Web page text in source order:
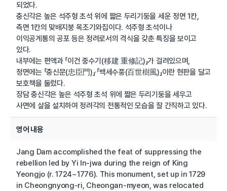
되었다.
충신각은 높은 석주형 초석 위에 짧은 두리기둥을 세운 정면 1칸,
측면 1칸의 맞배지붕 목조기와집이다. 석주형 초석이나
이익공계통의 공포 등은 정려로서의 격식을 갖춘 특징을 보이고
있다.
내부에는 편액과 「이건 중수기(移建 重修記)」가 걸려있으며,
정면에는 「충신문(忠臣門)」·「백세수풍(百世樹風)」이란 현판을 달고
보호책을 둘렀다.
장담 충신각은 높은 석주형 초석 위에 짧은 두리기둥을 세우고
사면에 살을 설치하여 정려각의 전통적인 모습을 잘 간직하고 있다.
영어 내용
Jang Dam accomplished the feat of suppressing the
rebellion led by Yi In-jwa during the reign of King
Yeongjo (r. 1724~1776). This monument, set up in 1729
in Cheongnyong-ri, Cheongan-myeon, was relocated